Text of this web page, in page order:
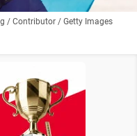
/ Contributor / Getty Images